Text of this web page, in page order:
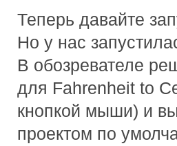
Теперь давайте
Но у нас
В обозревателе
для Fahrenheit to
кнопкой мыши) и
проектом по